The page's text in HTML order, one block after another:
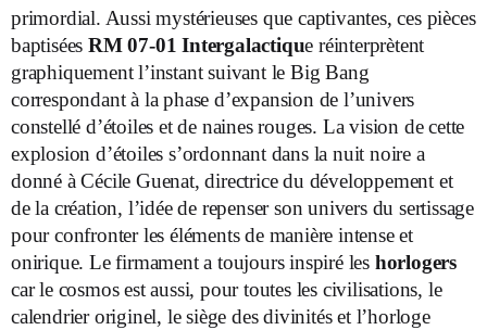
primordial. Aussi mystérieuses que captivantes, ces pièces
baptisées RM 07-01 Intergalactique réinterprètent
graphiquement l’instant suivant le Big Bang
correspondant à la phase d’expansion de l’univers
constellé d’étoiles et de naines rouges. La vision de cette
explosion d’étoiles s’ordonnant dans la nuit noire a
donné à Cécile Guenat, directrice du développement et
de la création, l’idée de repenser son univers du sertissage
pour confronter les éléments de manière intense et
onirique. Le firmament a toujours inspiré les horlogers
car le cosmos est aussi, pour toutes les civilisations, le
calendrier originel, le siège des divinités et l’horloge